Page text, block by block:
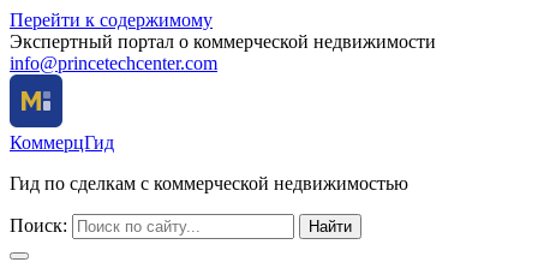
Перейти к содержимому
Экспертный портал о коммерческой недвижимости
info@princetechcenter.com
КоммерцГид
Гид по сделкам с коммерческой недвижимостью
Поиск: Найти